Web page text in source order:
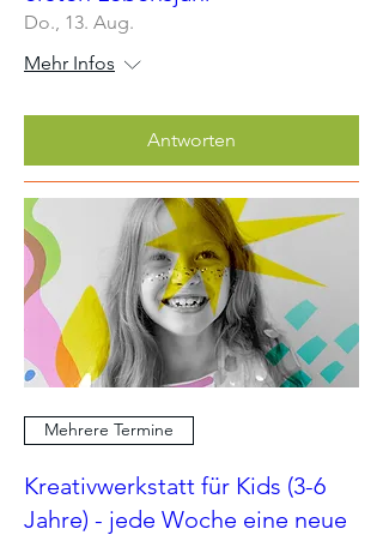
Do., 13. Aug.
Mehr Infos
Antworten
Mehrere Termine
Kreativwerkstatt für Kids (3-6
Jahre) - jede Woche eine neue